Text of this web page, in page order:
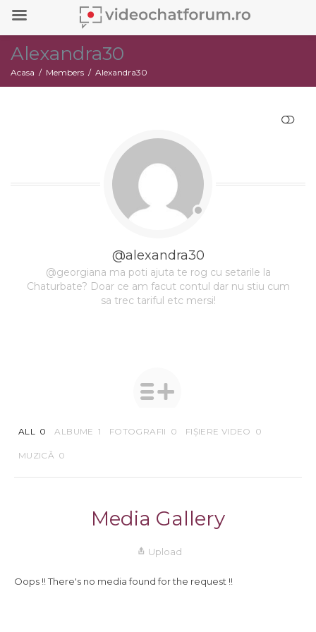
Alexandra30
Acasa Members Alexandra30
@alexandra30
@georgiana ma poti ajuta te rog cu setarile la
Chaturbate? Doar ce am facut contul dar nu stiu cum
sa trec tariful etc mersi!
ALL 0 ALBUME 1 FOTOGRAFII 0 FIȘIERE VIDEO 0
MUZICĂ 0
Media Gallery
Upload
Oops !! There's no media found for the request !!